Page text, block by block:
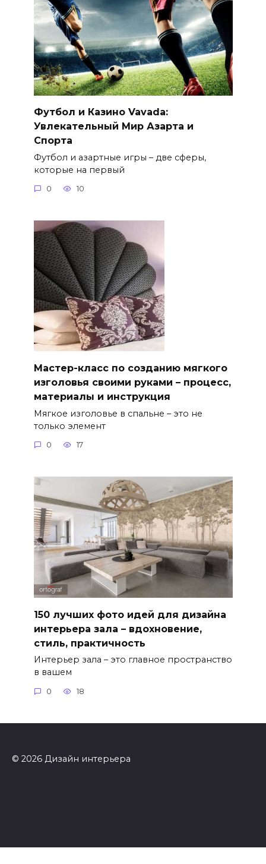
Футбол и Казино Vavada:
Увлекательный Мир Азарта и
Спорта
Футбол и азартные игры – две сферы,
которые на первый
0 10
Мастер-класс по созданию мягкого
изголовья своими руками – процесс,
материалы и инструкция
Мягкое изголовье в спальне – это не
только элемент
0 17
150 лучших фото идей для дизайна
интерьера зала – вдохновение,
стиль, практичность
Интерьер зала – это главное пространство
в вашем
0 18
© 2026 Дизайн интерьера